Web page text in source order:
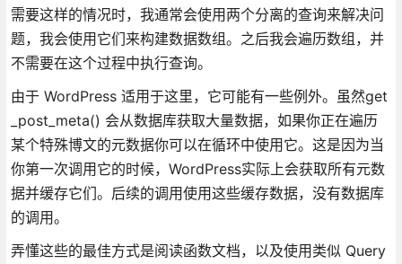
需要这样的情况时，我通常会使用两个分离的查询来解决问
题，我会使用它们来构建数据数组。之后我会遍历数组，并
不需要在这个过程中执行查询。
由于 WordPress 适用于这里，它可能有一些例外。虽然get
_post_meta() 会从数据库获取大量数据，如果你正在遍历
某个特殊博文的元数据你可以在循环中使用它。这是因为当
你第一次调用它的时候，WordPress实际上会获取所有元数
据并缓存它们。后续的调用使用这些缓存数据，没有数据库
的调用。
弄懂这些的最佳方式是阅读函数文档，以及使用类似 Query